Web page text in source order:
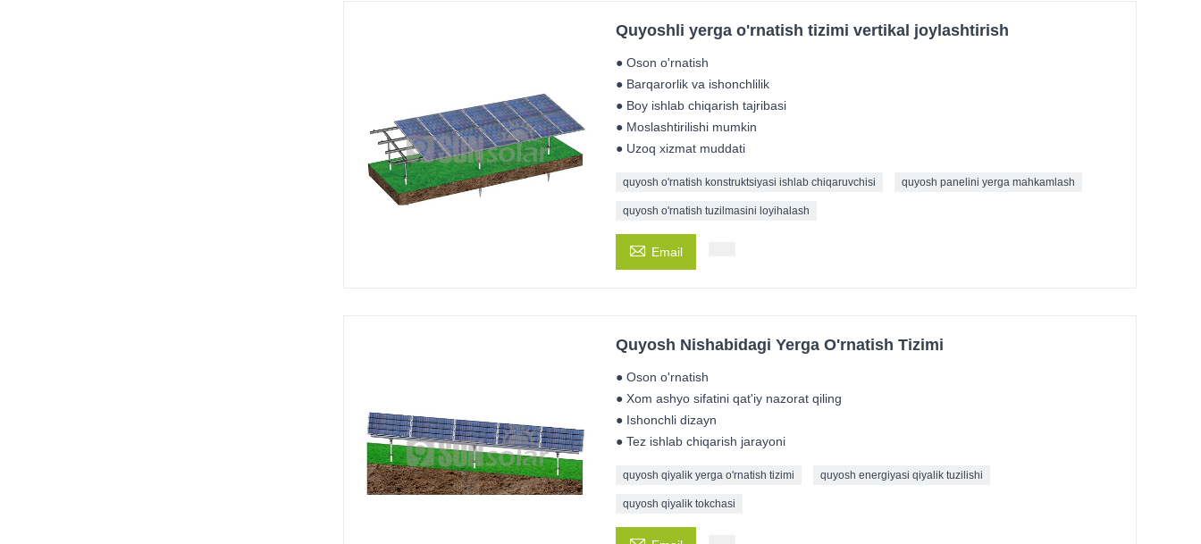
Quyoshli yerga o'rnatish tizimi vertikal joylashtirish
● Oson o'rnatish
● Barqarorlik va ishonchlilik
● Boy ishlab chiqarish tajribasi
● Moslashtirilishi mumkin
● Uzoq xizmat muddati
quyosh o'rnatish konstruktsiyasi ishlab chiqaruvchisi quyosh panelini yerga mahkamlash
quyosh o'rnatish tuzilmasini loyihalash
 Email
Quyosh Nishabidagi Yerga O'rnatish Tizimi
● Oson o'rnatish
● Xom ashyo sifatini qat'iy nazorat qiling
● Ishonchli dizayn
● Tez ishlab chiqarish jarayoni
quyosh qiyalik yerga o'rnatish tizimi quyosh energiyasi qiyalik tuzilishi
quyosh qiyalik tokchasi